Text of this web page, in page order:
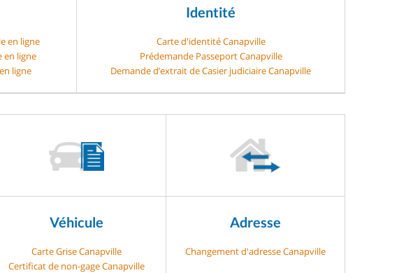
en ligne
en ligne
ligne
Identité
Carte d'identité Canapville
Prédemande Passeport Canapville
Demande d’extrait de Casier judiciaire Canapville
Véhicule
Carte Grise Canapville
Certificat de non-gage Canapville
Adresse
Changement d'adresse Canapville